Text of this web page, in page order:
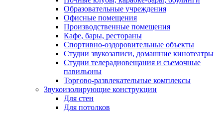
Образовательные учреждения
Офисные помещения
Производственные помещения
Кафе, бары, рестораны
Спортивно-оздоровительные объекты
Студии звукозаписи, домашние кинотеатры
Студии телерадиовещания и съемочные
павильоны
Торгово-развлекательные комплексы
Звукоизолирующие конструкции
Для стен
Для потолков